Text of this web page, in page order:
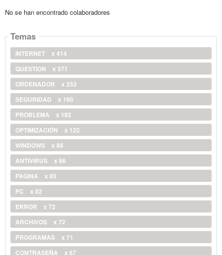
No se han encontrado colaboradores
Temas
INTERNET
x 414
QUESTION
x 371
ORDENADOR
x 252
SEGURIDAD
x 190
PROBLEMA
x 182
OPTIMIZACIÓN
x 122
WINDOWS
x 88
ANTIVIRUS
x 86
PAGINA
x 85
PC
x 82
ERROR
x 72
ARCHIVOS
x 72
PROGRAMAS
x 71
CONTRASEÑA
x 67